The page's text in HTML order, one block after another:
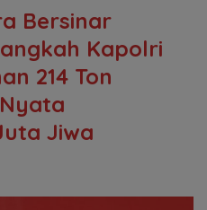
Bersinar
Kapolri
214 Ton
Jiwa